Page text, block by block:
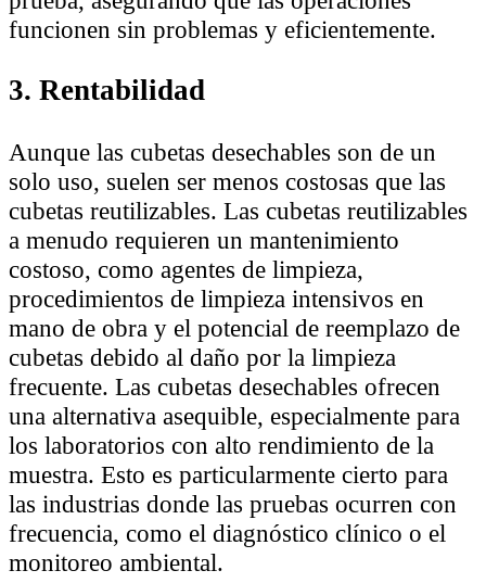
funcionen sin problemas y eficientemente.
3. Rentabilidad
Aunque las cubetas desechables son de un
solo uso, suelen ser menos costosas que las
cubetas reutilizables. Las cubetas reutilizables
a menudo requieren un mantenimiento
costoso, como agentes de limpieza,
procedimientos de limpieza intensivos en
mano de obra y el potencial de reemplazo de
cubetas debido al daño por la limpieza
frecuente. Las cubetas desechables ofrecen
una alternativa asequible, especialmente para
los laboratorios con alto rendimiento de la
muestra. Esto es particularmente cierto para
las industrias donde las pruebas ocurren con
frecuencia, como el diagnóstico clínico o el
monitoreo ambiental.